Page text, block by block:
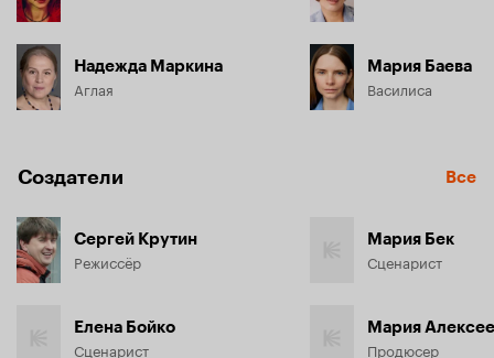
Надежда Маркина
Аглая
Мария Баева
Василиса
Создатели Все
Сергей Крутин
Режиссёр
Елена Бойко
Сценарист
Мария Бек
Сценарист
Мария
Продюсер